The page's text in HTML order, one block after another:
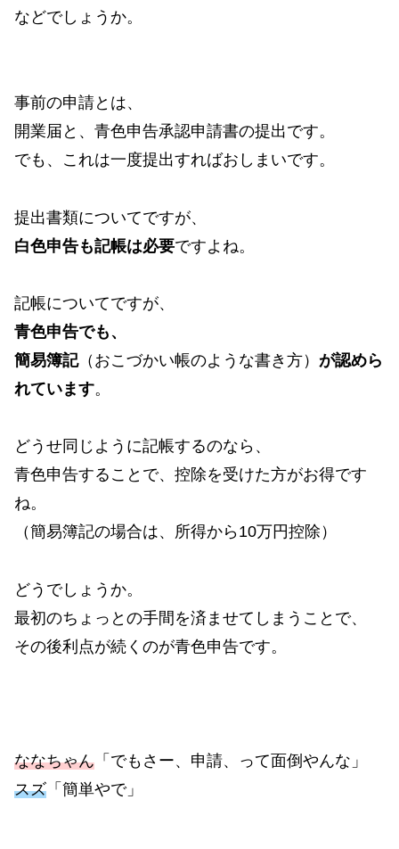
などでしょうか。
事前の申請とは、
開業届と、青色申告承認申請書の提出です。
でも、これは一度提出すればおしまいです。
提出書類についてですが、
白色申告も記帳は必要ですよね。
記帳についてですが、
青色申告でも、
簡易簿記（おこづかい帳のような書き方） が認めら
れています。
どうせ同じように記帳するのなら、
青色申告することで、控除を受けた方がお得です
ね。
（簡易簿記の場合は、所得から10万円控除）
どうでしょうか。
最初のちょっとの手間を済ませてしまうことで、
その後利点が続くのが青色申告です。
ななちゃん 「でもさー、申請、って面倒やんな」
スズ 「簡単やで」